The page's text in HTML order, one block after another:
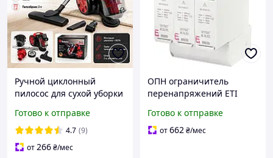
Ручной циклонный
пилосос для сухой уборки
мешка. Пилосос с
системой циклон для
сбора пыли для дома
Готово к отправке
4.7 (9)
от266₴/мес
ОПН ограничитель
перенапряжений ETI
M T2 PV 600/20 Y (для PV
систем до 600В)
Готово к отправке
от662₴/мес